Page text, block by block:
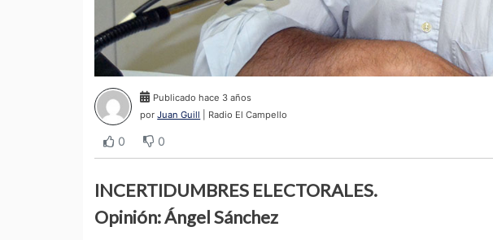
Publicado hace 3 años
porJuan Guill | Radio El Campello
0 0
INCERTIDUMBRES ELECTORALES.
Opinión: Ángel Sánchez